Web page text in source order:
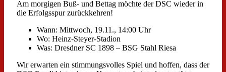
Am morgigen Buß- und Bettag möchte der DSC wieder in
die Erfolgsspur zurückkehren!
Wann: Mittwoch, 19.11., 14:00 Uhr
Wo: Heinz-Steyer-Stadion
Was: Dresdner SC 1898 – BSG Stahl Riesa
Wir erwarten ein stimmungsvolles Spiel und hoffen, dass der